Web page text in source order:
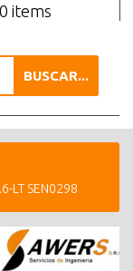
0 items
BUSCAR...
LT SEN0298